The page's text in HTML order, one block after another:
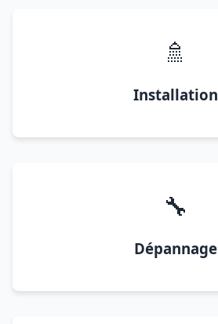
🚿
Installation
🔧
Dépannage